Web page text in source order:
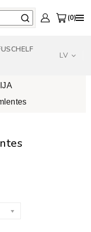
0
ELF
LV